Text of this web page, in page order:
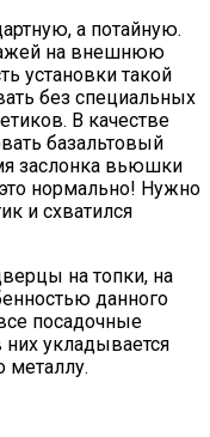
а потайную.
на внешнюю
установки такой
без специальных
В качестве
базальтовый
заслонка вьюшки
нормально! Нужно
и схватился
на топки, на
данного
посадочные
укладывается
металлу.